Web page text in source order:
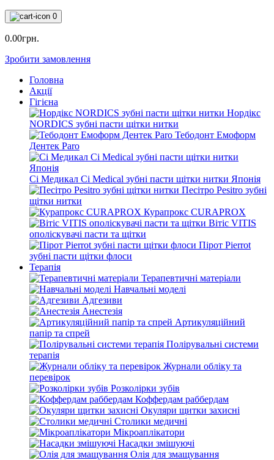
0
0.00грн.
Зробити замовлення
Головна
Акції
Гігієна
Нордікс
NORDICS зубні пасти щітки нитки
Тебодонт Емоформ
Дентек Paro
Сі Медикал Ci Medical зубні пасти щітки нитки Японія
Песітро Pesitro зубні
щітки нитки
Курапрокс CURAPROX
Вітіс VITIS
ополіскувачі пасти та щітки
Пірот Pierrot
зубні пасти щітки флоси
Терапія
Терапевтичні матеріали
Навчальні моделі
Адгезиви
Анестезія
Артикуляційний
папір та спрей
Полірувальні системи
терапія
Журнали обліку та
перевірок
Розколірки зубів
Коффердам раббердам
Окуляри щитки захисні
Столики медичні
Мікроаплікатори
Насадки змішуючі
Олія для змащування